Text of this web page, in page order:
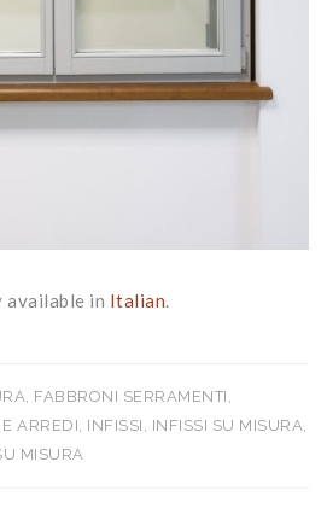
available in Italian.
FABBRONI SERRAMENTI
ARREDI INFISSI INFISSI SU MISURA
MISURA